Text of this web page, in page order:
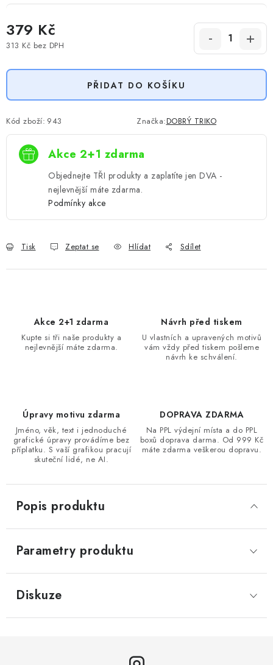
379 Kč
313 Kč bez DPH
PŘIDAT DO KOŠÍKU
Kód zboží: 943 Značka:DOBRÝ TRIKO
Akce 2+1 zdarma
Objednejte TŘI produkty a zaplatíte jen DVA -
nejlevnější máte zdarma.
Podmínky akce
Tisk Zeptat se Hlídat Sdílet
Akce 2+1 zdarma
Kupte si tři naše produkty a
nejlevnější máte zdarma.
Návrh před tiskem
U vlastních a upravených motivů
vám vždy před tiskem pošleme
návrh ke schválení.
Úpravy motivu zdarma
Jméno, věk, text i jednoduché
grafické úpravy provádíme bez
příplatku. S vaší grafikou pracují
skuteční lidé, ne AI.
DOPRAVA ZDARMA
Na PPL výdejní místa a do PPL
boxů doprava darma. Od 999 Kč
máte zdarma veškerou dopravu.
Popis produktu
Parametry produktu
Diskuze